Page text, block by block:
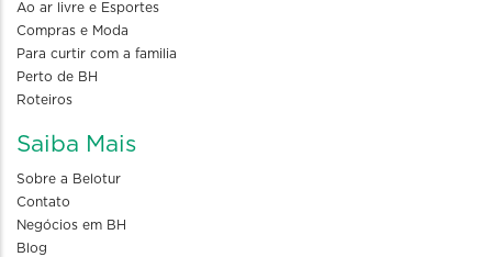
Ao ar livre e Esportes
Compras e Moda
Para curtir com a familia
Perto de BH
Roteiros
Saiba Mais
Sobre a Belotur
Contato
Negócios em BH
Blog